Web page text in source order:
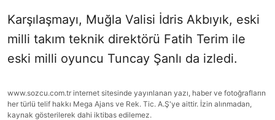
Karşılaşmayı, Muğla Valisi İdris Akbıyık, eski
milli takım teknik direktörü Fatih Terim ile
eski milli oyuncu Tuncay Şanlı da izledi.
www.sozcu.com.tr internet sitesinde yayınlanan yazı, haber ve fotoğrafların
her türlü telif hakkı Mega Ajans ve Rek. Tic. A.Ş'ye aittir. İzin alınmadan,
kaynak gösterilerek dahi iktibas edilemez.